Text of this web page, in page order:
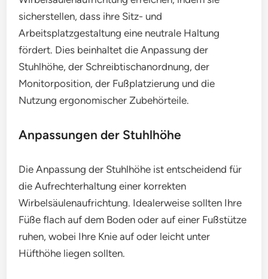
sicherstellen, dass ihre Sitz- und
Arbeitsplatzgestaltung eine neutrale Haltung
fördert. Dies beinhaltet die Anpassung der
Stuhlhöhe, der Schreibtischanordnung, der
Monitorposition, der Fußplatzierung und die
Nutzung ergonomischer Zubehörteile.
Anpassungen der Stuhlhöhe
Die Anpassung der Stuhlhöhe ist entscheidend für
die Aufrechterhaltung einer korrekten
Wirbelsäulenaufrichtung. Idealerweise sollten Ihre
Füße flach auf dem Boden oder auf einer Fußstütze
ruhen, wobei Ihre Knie auf oder leicht unter
Hüfthöhe liegen sollten.